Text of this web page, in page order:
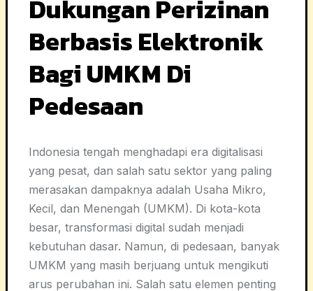
Dukungan Perizinan
Berbasis Elektronik
Bagi UMKM Di
Pedesaan
Indonesia tengah menghadapi era digitalisasi
yang pesat, dan salah satu sektor yang paling
merasakan dampaknya adalah Usaha Mikro,
Kecil, dan Menengah (UMKM). Di kota-kota
besar, transformasi digital sudah menjadi
kebutuhan dasar. Namun, di pedesaan, banyak
UMKM yang masih berjuang untuk mengikuti
arus perubahan ini. Salah satu elemen penting